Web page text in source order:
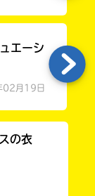
エーシ
月19日
の衣